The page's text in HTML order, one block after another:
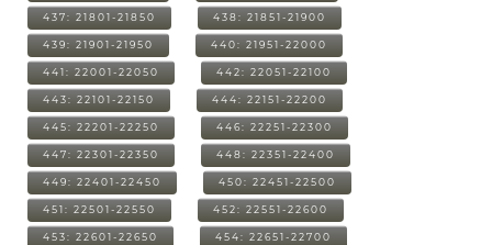
437: 21801-21850 438: 21851-21900
439: 21901-21950 440: 21951-22000
441: 22001-22050 442: 22051-22100
443: 22101-22150 444: 22151-22200
445: 22201-22250 446: 22251-22300
447: 22301-22350 448: 22351-22400
449: 22401-22450 450: 22451-22500
451: 22501-22550 452: 22551-22600
453: 22601-22650 454: 22651-22700